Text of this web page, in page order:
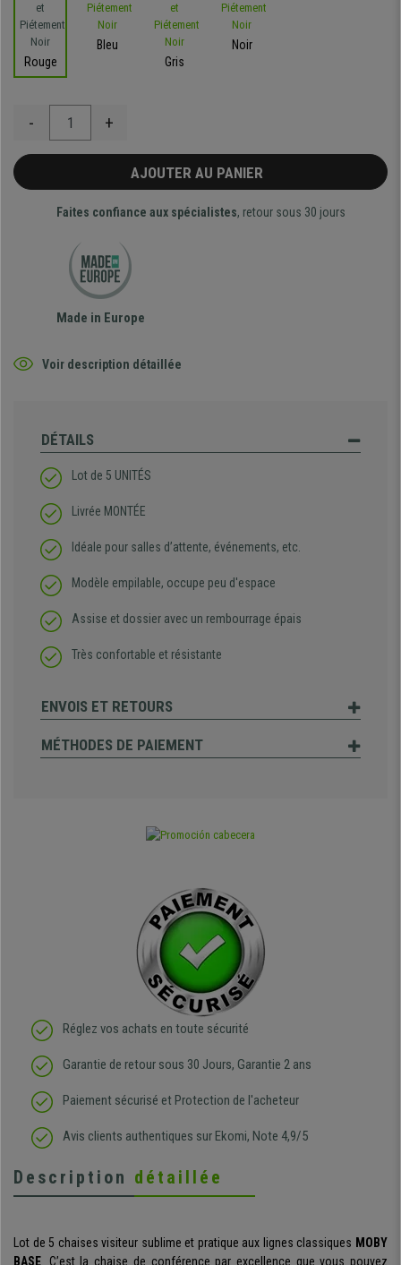
Rouge
Bleu
Gris
Noir
- +
AJOUTER AU PANIER
Faites confiance aux spécialistes, retour sous 30 jours
Made in Europe
Voir description détaillée
DÉTAILS
Lot de 5 UNITÉS
Livrée MONTÉE
Idéale pour salles d’attente, événements, etc.
Modèle empilable, occupe peu d'espace
Assise et dossier avec un rembourrage épais
Très confortable et résistante
ENVOIS ET RETOURS
MÉTHODES DE PAIEMENT
Réglez vos achats en toute sécurité
Garantie de retour sous 30 Jours, Garantie 2 ans
Paiement sécurisé et Protection de l'acheteur
Avis clients authentiques sur Ekomi, Note 4,9/5
Description détaillée
Lot de 5 chaises visiteur sublime et pratique aux lignes classiques MOBY
BASE . C’est la chaise de conférence par excellence que vous pouvez